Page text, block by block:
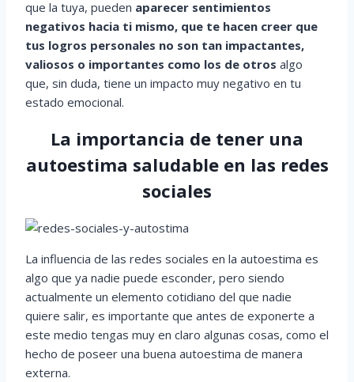
que la tuya, pueden aparecer sentimientos
negativos hacia ti mismo, que te hacen creer que
tus logros personales no son tan impactantes,
valiosos o importantes como los de otros algo
que, sin duda, tiene un impacto muy negativo en tu
estado emocional.
La importancia de tener una
autoestima saludable en las redes
sociales
La influencia de las redes sociales en la autoestima es
algo que ya nadie puede esconder, pero siendo
actualmente un elemento cotidiano del que nadie
quiere salir, es importante que antes de exponerte a
este medio tengas muy en claro algunas cosas, como el
hecho de poseer una buena autoestima de manera
externa.